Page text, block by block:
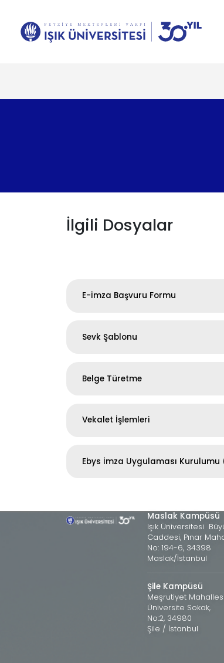
İlgili Dosyalar
E-İmza Başvuru Formu
Sevk Şablonu
Belge Türetme
Vekalet İşlemleri
Ebys İmza Uygulaması Kurulumu
Maslak Kampüsü
Işık Üniversitesi
Caddesi, Pınar
No: 194-6, 34398
Maslak/İstanbul
Şile Kampüsü
Meşrutiyet
Üniversite Sokak,
No:2, 34980
Şile / İstanbul